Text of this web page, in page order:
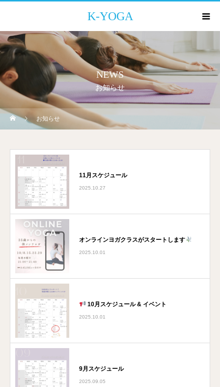
K-YOGA
NEWS
お知らせ
お知らせ
11月スケジュール
2025.10.27
オンラインヨガクラスがスタートします
2025.10.01
10月スケジュール & イベント
2025.10.01
9月スケジュール
2025.09.05